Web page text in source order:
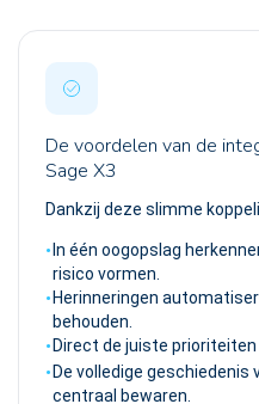
De voordelen van de
Sage X3
Dankzij deze slimme
In één oogopslag
risico vormen.
Herinneringen
behouden.
Direct de juiste prioriteiten
De volledige
centraal bewaren.